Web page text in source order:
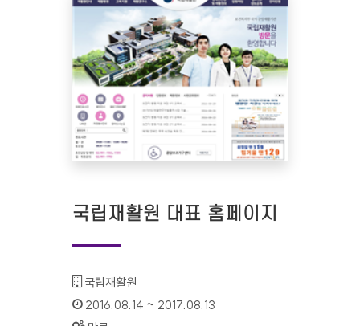
국립재활원 대표 홈페이지
기관명 :
국립재활원
인증기간 :
2016.08.14 ~ 2017.08.13